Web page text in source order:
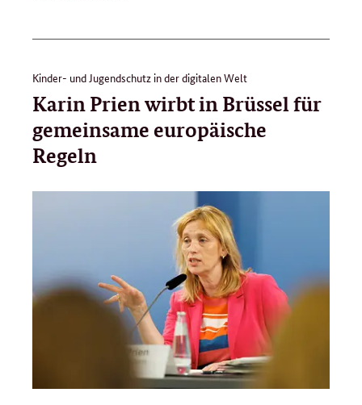
Kinder- und Jugendschutz in der digitalen Welt
Karin Prien wirbt in Brüssel für
gemeinsame europäische
Regeln